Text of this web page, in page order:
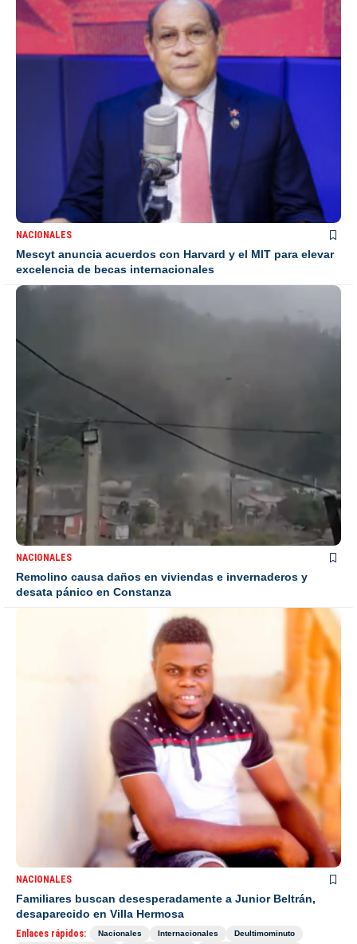
NACIONALES
Mescyt anuncia acuerdos con Harvard y el MIT para elevar
excelencia de becas internacionales
NACIONALES
Remolino causa daños en viviendas e invernaderos y
desata pánico en Constanza
NACIONALES
Familiares buscan desesperadamente a Junior Beltrán,
desaparecido en Villa Hermosa
Enlaces rápidos: Nacionales Internacionales
Deultimominuto